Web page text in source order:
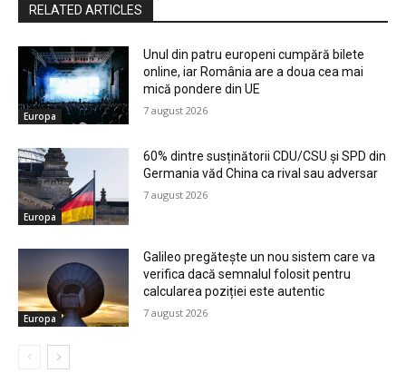
RELATED ARTICLES
Europa
Unul din patru europeni cumpără bilete
online, iar România are a doua cea mai
mică pondere din UE
7 august 2026
Europa
60% dintre susținătorii CDU/CSU și SPD din
Germania văd China ca rival sau adversar
7 august 2026
Europa
Galileo pregătește un nou sistem care va
verifica dacă semnalul folosit pentru
calcularea poziției este autentic
7 august 2026